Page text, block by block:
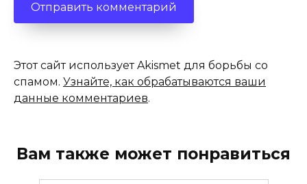
Этот сайт использует Akismet для борьбы со
спамом. Узнайте, как обрабатываются ваши
данные комментариев.
Вам также может понравиться